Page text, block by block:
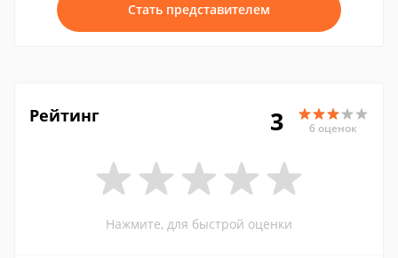
Стать представителем
Рейтинг 3 6 оценок
Нажмите, для быстрой оценки